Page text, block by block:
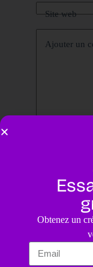
Site web
Ajouter un
Laisser un
Obtenez un